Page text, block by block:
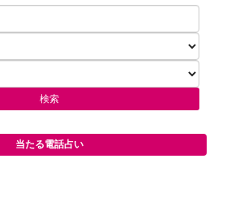
当たる電話占い